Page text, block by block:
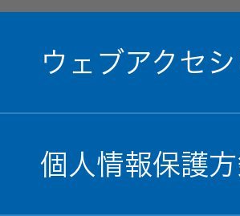
ウェブアクセ
個人情報保護